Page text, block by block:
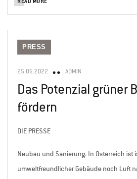
PRESS
25.05.2022 ADMIN
Das Potenzial grüner
fördern
DIE PRESSE
Neubau und Sanierung. In Österreich ist
umweltfreundlicher Gebäude noch Luft